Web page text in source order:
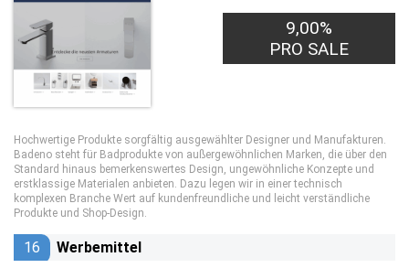
9,00%
PRO SALE
Hochwertige Produkte sorgfältig ausgewählter Designer und Manufakturen.
Badeno steht für Badprodukte von außergewöhnlichen Marken, die über den
Standard hinaus bemerkenswertes Design, ungewöhnliche Konzepte und
erstklassige Materialen anbieten. Dazu legen wir in einer technisch
komplexen Branche Wert auf kundenfreundliche und leicht verständliche
Produkte und Shop-Design.
16 Werbemittel